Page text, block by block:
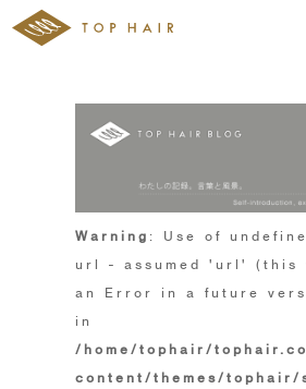
Warning : Use of
url - assumed 'url' (this
an Error in a future
in
/home/tophair/
content/themes/tophair/